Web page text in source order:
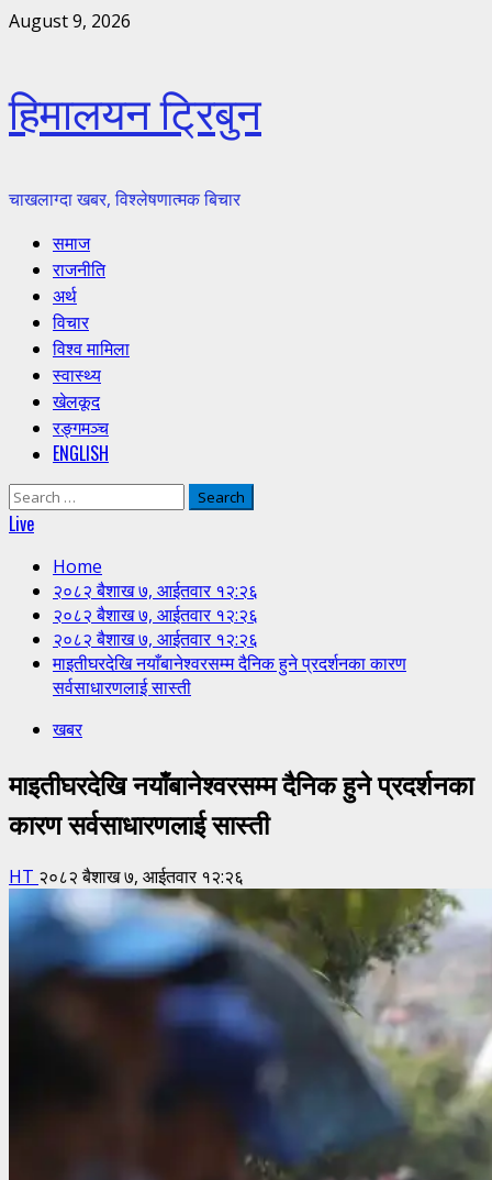
Skip
August 9, 2026
हिमालयन ट्रिबुन
चाखलाग्दा खबर, विश्लेषणात्मक बिचार
Primary
Menu
समाज
राजनीति
अर्थ
विचार
विश्व मामिला
स्वास्थ्य
खेलकूद
रङ्गमञ्च
ENGLISH
Search
for:
Live
Home
२०८२ बैशाख ७, आईतवार १२:२६
२०८२ बैशाख ७, आईतवार १२:२६
२०८२ बैशाख ७, आईतवार १२:२६
माइतीघरदेखि नयाँबानेश्वरसम्म दैनिक हुने प्रदर्शनका कारण
सर्वसाधारणलाई सास्ती
खबर
माइतीघरदेखि नयाँबानेश्वरसम्म दैनिक हुने प्रदर्शनका
कारण सर्वसाधारणलाई सास्ती
HT २०८२ बैशाख ७, आईतवार १२:२६